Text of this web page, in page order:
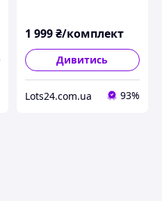
1 999₴/комплект
Дивитись
Lots24.com.ua 93%